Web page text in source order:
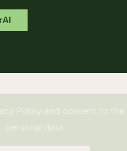
and
Policy and consent to
personal data.